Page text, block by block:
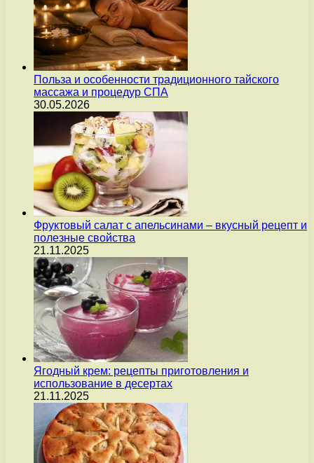
Польза и особенности традиционного тайского
массажа и процедур СПА
30.05.2026
Фруктовый салат с апельсинами – вкусный рецепт и
полезные свойства
21.11.2025
Ягодный крем: рецепты приготовления и
использование в десертах
21.11.2025